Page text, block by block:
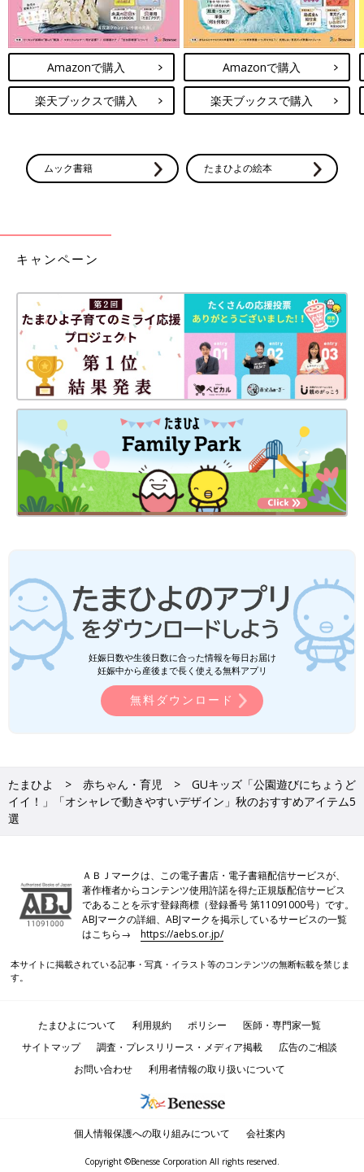
Amazonで購入
楽天ブックスで購入
Amazonで購入
楽天ブックスで購入
ムック書籍 たまひよの絵本
キャンペーン
妊娠日数や生後日数に合った情報を毎日お届け
妊娠中から産後まで長く使える無料アプリ
無料ダウンロード
たまひよ 赤ちゃん・育児
GUキッズ「公園遊びにちょうど
イイ！」「オシャレで動きやすいデザイン」秋のおすすめアイテム5
選
ＡＢＪマークは、この電子書店・電子書籍配信サービスが、
著作権者からコンテンツ使用許諾を得た正規版配信サービス
であることを示す登録商標（登録番号 第11091000号）です。
ABJマークの詳細、ABJマークを掲示しているサービスの一覧
はこちら→https://aebs.or.jp/
本サイトに掲載されている記事・写真・イラスト等のコンテンツの無断転載を禁じま
す。
たまひよについて 利用規約 ポリシー
医師・専門家一覧
サイトマップ
調査・プレスリリース・メディア掲載
広告のご相談
お問い合わせ
利用者情報の取り扱いについて
個人情報保護への取り組みについて 会社案内
Copyright ©Benesse Corporation All rights reserved.